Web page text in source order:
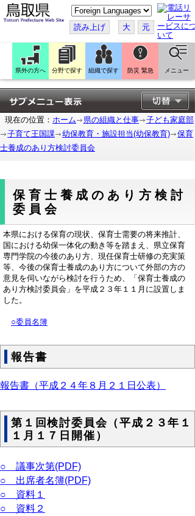
こ
の
ペ
ー
ジ
翻
訳
す
る
読み上げ 大 元
県外の方へ 分野で探す 組織で探す 防災 緊急 メニュー
現在の位置： ホーム 県の組織と仕事
子ども家庭部
子育て王国課
幼保教育・施設担当(幼保教育)
保育
士養成のあり方検討委員会
保育士養成のあり方検討
委員会
本県における保育の現状、保育士需要の将来推計、
国における幼保一体化の動き等を踏まえ、県立保育
専門学院の今後のあり方、現任保育士研修の充実策
等、今後の保育士養成のあり方について外部の方の
意見を伺いながら検討を行うため、「保育士養成の
あり方検討委員会」を平成２３年１１月に設置しま
した。
○委員名簿
報告書
報告書（平成２４年８月２１日公表）
第１回検討委員会（平成２３年１
１月１７日開催）
○ 議事次第(PDF)
○ 出席者名簿(PDF)
○ 資料１
○ 資料２